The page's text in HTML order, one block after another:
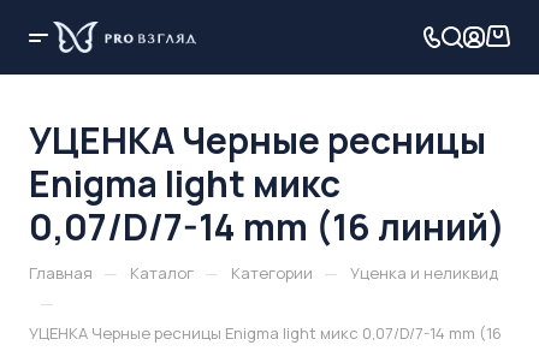
УЦЕНКА Черные ресницы
Enigma light микс
0,07/D/7-14 mm (16 линий)
Главная — Каталог — Категории — Уценка и неликвид
—
УЦЕНКА Черные ресницы Enigma light микс 0,07/D/7-14 mm (16